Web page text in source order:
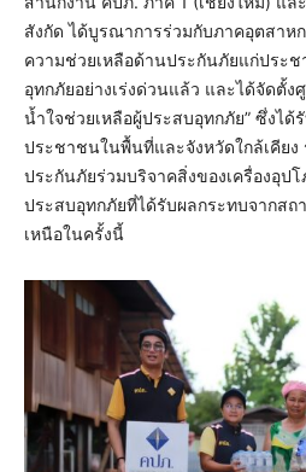
สังกัด ได้บูรณาการร่วมกับภาคอุตสาห
ความช่วยเหลือด้านประกันภัยแก่ประ
อุทกภัยอย่างเร่งด่วนแล้ว และได้จัดตั้ง
น้ำใจช่วยเหลือผู้ประสบอุทกภัย” ซึ่งได้
ประชาชนในพื้นที่และจังหวัดใกล้เคียง
ประกันภัยร่วมบริจาคสิ่งของเครื่องอุป
ประสบอุทกภัยที่ได้รับผลกระทบจากส
เหนือในครั้งนี้